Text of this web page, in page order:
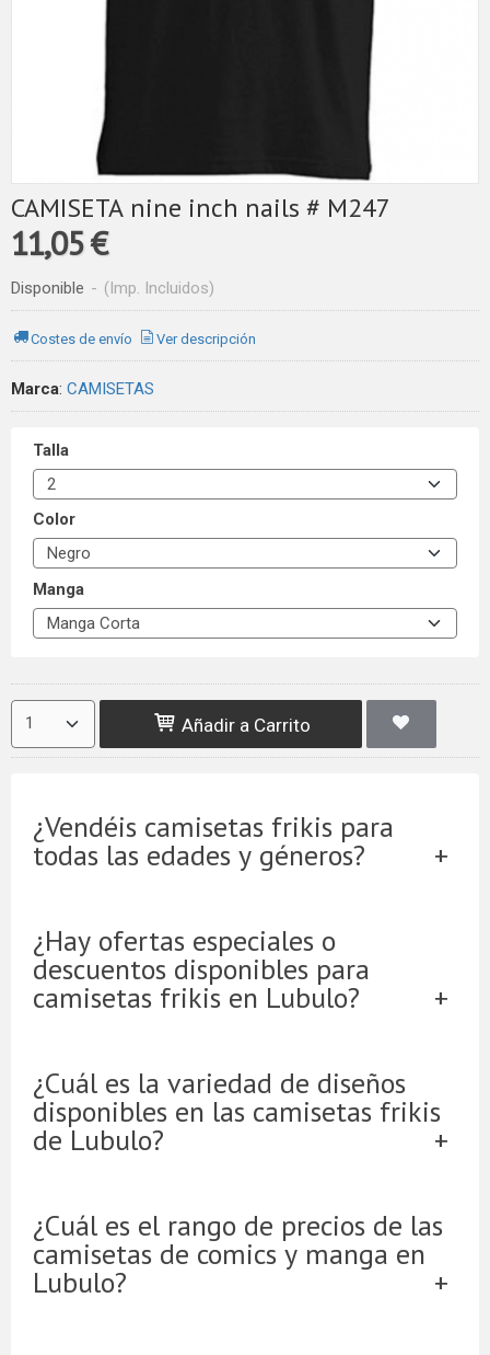
CAMISETA nine inch nails # M247
11,05 €
Disponible - (Imp. Incluidos)
Costes de envío Ver descripción
Marca: CAMISETAS
Talla
Color
Manga
Añadir a Carrito
¿Vendéis camisetas frikis para
todas las edades y géneros?
¿Hay ofertas especiales o
descuentos disponibles para
camisetas frikis en Lubulo?
¿Cuál es la variedad de diseños
disponibles en las camisetas frikis
de Lubulo?
¿Cuál es el rango de precios de las
camisetas de comics y manga en
Lubulo?